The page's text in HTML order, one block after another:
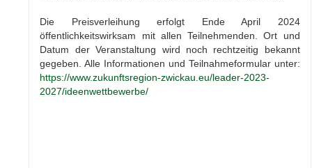
Die Preisverleihung erfolgt Ende April 2024
öffentlichkeitswirksam mit allen Teilnehmenden. Ort und
Datum der Veranstaltung wird noch rechtzeitig bekannt
gegeben. Alle Informationen und Teilnahmeformular unter:
https://www.zukunftsregion-zwickau.eu/leader-2023-
2027/ideenwettbewerbe/